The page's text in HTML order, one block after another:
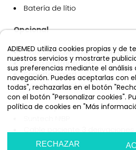
ADIEMED utiliza cookies propias y de
nuestros servicios y mostrarte
sus preferencias mediante el análisis
navegación. Puedes aceptarlas con
todas", rechazarlas en el botón
con el botón "Personalizar cookies".
política de cookies en "Más
RECHAZAR
Batería de lítio
Opcional
Central de Monitorización
Carro de transporte
Soporte pared
Presión arterial invasiva (IBP)
ETCO2
Nellcor SpO2